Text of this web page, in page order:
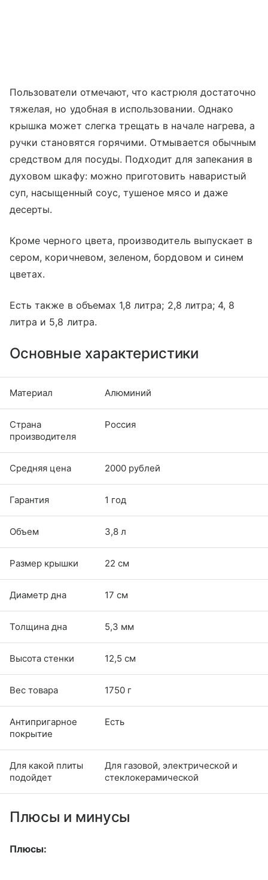
Пользователи отмечают, что кастрюля достаточно
тяжелая, но удобная в использовании. Однако
крышка может слегка трещать в начале нагрева, а
ручки становятся горячими. Отмывается обычным
средством для посуды. Подходит для запекания в
духовом шкафу: можно приготовить наваристый
суп, насыщенный соус, тушеное мясо и даже
десерты.
Кроме черного цвета, производитель выпускает в
сером, коричневом, зеленом, бордовом и синем
цветах.
Есть также в объемах 1,8 литра; 2,8 литра; 4, 8
литра и 5,8 литра.
Основные характеристики
Материал Алюминий
Страна
производителя
Россия
Средняя цена 2000 рублей
Гарантия 1 год
Объем 3,8 л
Размер крышки 22 см
Диаметр дна 17 см
Толщина дна 5,3 мм
Высота стенки 12,5 см
Вес товара 1750 г
Антипригарное
покрытие
Есть
Для какой плиты
подойдет
Для газовой, электрической и
стеклокерамической
Плюсы и минусы
Плюсы: